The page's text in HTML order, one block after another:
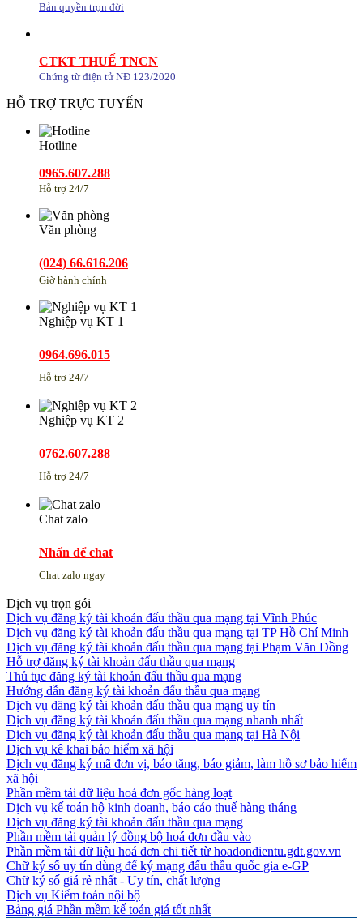
Bản quyền trọn đời
CTKT THUẾ TNCN
Chứng từ điện tử NĐ 123/2020
HỖ TRỢ TRỰC TUYẾN
Hotline
0965.607.288
Hỗ trợ 24/7
Văn phòng
(024) 66.616.206
Giờ hành chính
Nghiệp vụ KT 1
0964.696.015
Hỗ trợ 24/7
Nghiệp vụ KT 2
0762.607.288
Hỗ trợ 24/7
Chat zalo
Nhấn để chat
Chat zalo ngay
Dịch vụ trọn gói
Dịch vụ đăng ký tài khoản đấu thầu qua mạng tại Vĩnh Phúc
Dịch vụ đăng ký tài khoản đấu thầu qua mạng tại TP Hồ Chí Minh
Dịch vụ đăng ký tài khoản đấu thầu qua mạng tại Phạm Văn Đồng
Hỗ trợ đăng ký tài khoản đấu thầu qua mạng
Thủ tục đăng ký tài khoản đấu thầu qua mạng
Hướng dẫn đăng ký tài khoản đấu thầu qua mạng
Dịch vụ đăng ký tài khoản đấu thầu qua mạng uy tín
Dịch vụ đăng ký tài khoản đấu thầu qua mạng nhanh nhất
Dịch vụ đăng ký tài khoản đấu thầu qua mạng tại Hà Nội
Dịch vụ kê khai bảo hiểm xã hội
Dịch vụ đăng ký mã đơn vị, báo tăng, báo giảm, làm hồ sơ bảo hiểm
xã hội
Phần mềm tải dữ liệu hoá đơn gốc hàng loạt
Dịch vụ kế toán hộ kinh doanh, báo cáo thuế hàng tháng
Dịch vụ đăng ký tài khoản đấu thầu qua mạng
Phần mềm tải quản lý đồng bộ hoá đơn đầu vào
Phần mềm tải dữ liệu hoá đơn chi tiết từ hoadondientu.gdt.gov.vn
Chữ ký số uy tín dùng để ký mạng đấu thầu quốc gia e-GP
Chữ ký số giá rẻ nhất - Uy tín, chất lượng
Dịch vụ Kiểm toán nội bộ
Bảng giá Phần mềm kế toán giá tốt nhất